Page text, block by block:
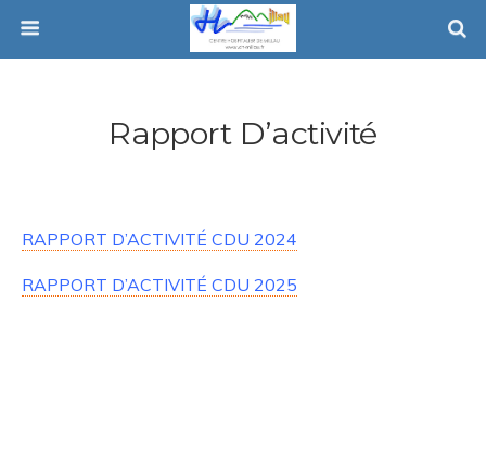
Rapport D’activité
RAPPORT D’ACTIVITÉ CDU 2024
RAPPORT D’ACTIVITÉ CDU 2025